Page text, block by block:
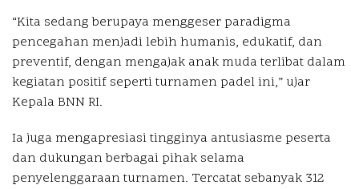
“Kita sedang berupaya menggeser paradigma
pencegahan menjadi lebih humanis, edukatif, dan
preventif, dengan mengajak anak muda terlibat dalam
kegiatan positif seperti turnamen padel ini,” ujar
Kepala BNN RI.
Ia juga mengapresiasi tingginya antusiasme peserta
dan dukungan berbagai pihak selama
penyelenggaraan turnamen. Tercatat sebanyak 312